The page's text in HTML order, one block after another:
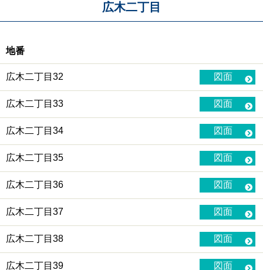
広木二丁目
地番
広木二丁目32 図面
広木二丁目33 図面
広木二丁目34 図面
広木二丁目35 図面
広木二丁目36 図面
広木二丁目37 図面
広木二丁目38 図面
広木二丁目39 図面